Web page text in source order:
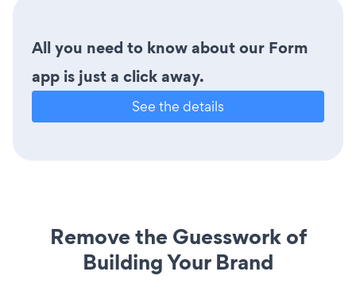
All you need to know about our Form
app is just a click away.
See the details
Remove the Guesswork of
Building Your Brand